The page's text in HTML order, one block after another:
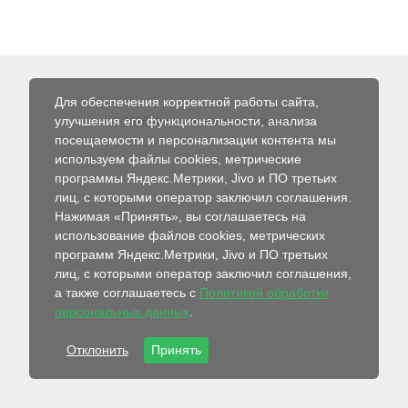
© 2026 Интернет-магазин Абсолют
Для обеспечения корректной работы сайта,
улучшения его функциональности, анализа
посещаемости и персонализации контента мы
используем файлы cookies, метрические
программы Яндекс.Метрики, Jivo и ПО третьих
лиц, с которыми оператор заключил соглашения.
Нажимая «Принять», вы соглашаетесь на
использование файлов cookies, метрических
программ Яндекс.Метрики, Jivo и ПО третьих
лиц, с которыми оператор заключил соглашения,
а также соглашаетесь с Политикой обработки
персональных данных
Отклонить Принять